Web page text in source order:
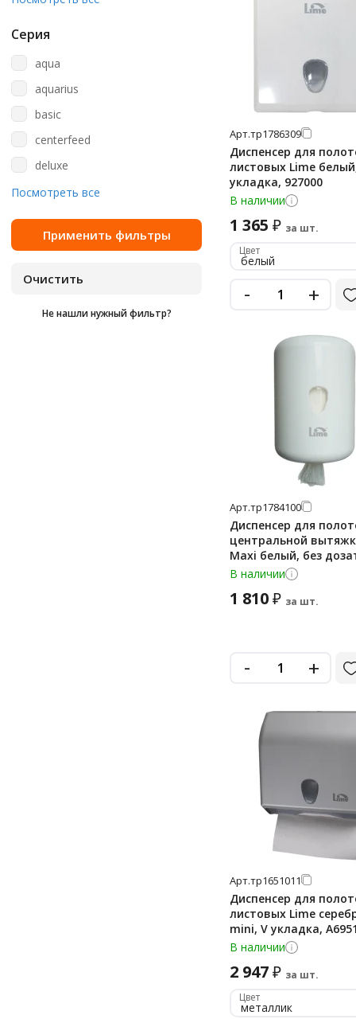
Серия
aqua
aquarius
basic
centerfeed
deluxe
eco
elevation
etalon
fresh line
Посмотреть все
Не нашли нужный фильтр?
Арт.тр1786309
Диспенсер для
листовых Lime
укладка, 927000
В наличии
1 365 ₽ за шт.
Цвет
белый
- +
Арт.тр1784100
Диспенсер для
центральной
Maxi белый, без
931300
В наличии
1 810₽ за шт.
- +
Арт.тр1651011
Диспенсер для
листовых Lime
mini, V укладка,
В наличии
2 947₽ за шт.
Цвет
металлик